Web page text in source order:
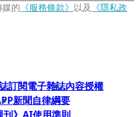
的 《服務條款》 以及 《隱私政
訂閱電子雜誌內容授權
新聞自律綱要